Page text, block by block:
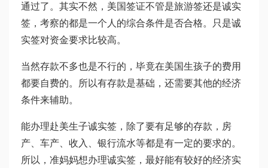
通过了。其实不然，美国签证不管是旅游签还是诚实
签，考察的都是一个人的综合条件是否合格。只是诚
实签对资金要求比较高。
当然存款不多也是不行的，毕竟在美国生孩子的费用
都要自费的。所以有存款是基础，还需要其他的经济
条件来辅助。
能办理赴美生子诚实签，除了要有足够的存款，房
产、车产、收入、银行流水等都是有一定的要求的。
所以，准妈妈想办理诚实签，最好能有较好的经济实